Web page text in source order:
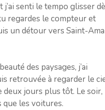
senti le tempo glisser
regardes le compteur et
un détour vers Saint-
des paysages, j’ai
retrouvée à regarder le
deux jours plus tôt. Le soir,
que les voitures.